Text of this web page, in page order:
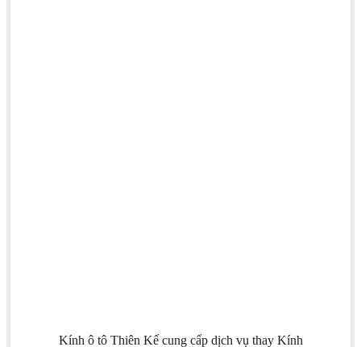
Kính ô tô Thiên Kế cung cấp dịch vụ thay Kính